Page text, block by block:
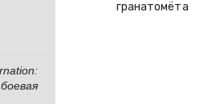
гранатомёта